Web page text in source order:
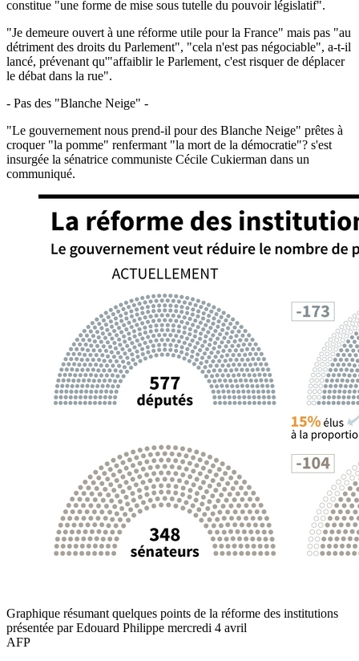
constitue "une forme de mise sous tutelle du pouvoir législatif".
"Je demeure ouvert à une réforme utile pour la France" mais pas "au
détriment des droits du Parlement", "cela n'est pas négociable", a-t-il
lancé, prévenant qu'"affaiblir le Parlement, c'est risquer de déplacer
le débat dans la rue".
- Pas des "Blanche Neige" -
"Le gouvernement nous prend-il pour des Blanche Neige" prêtes à
croquer "la pomme" renfermant "la mort de la démocratie"? s'est
insurgée la sénatrice communiste Cécile Cukierman dans un
communiqué.
Graphique résumant quelques points de la réforme des institutions
présentée par Edouard Philippe mercredi 4 avril
AFP